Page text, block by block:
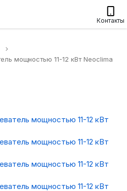
Контакты
мощностью 11-12 кВт Neoclima